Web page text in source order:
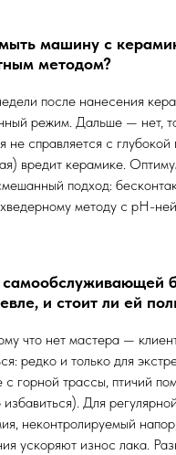
машину с
методом?
после нанесения
режим. Дальше — нет,
не справляется с
вредит керамике.
подход:
методу с pH-
и стоит ли ей
что нет мастера —
редко и только для
горной трассы, птичий
Для
неконтролируемый
ускоряют износ лака.